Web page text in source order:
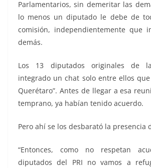
Parlamentarios, sin demeritar las
lo menos un diputado le debe de
comisión, independientemente que
demás.
Los 13 diputados originales de
integrado un chat solo entre ellos
Querétaro”. Antes de llegar a esa
temprano, ya habían tenido acuerdo.
Pero ahí se los desbarató la presencia
“Entonces, como no respetan
diputados del PRI no vamos a